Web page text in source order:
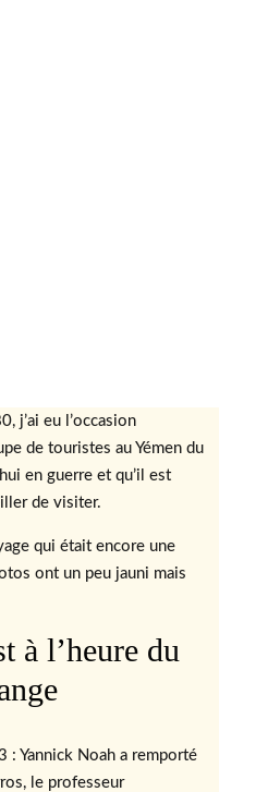
j’ai eu l’occasion
de touristes au Yémen du
en guerre et qu’il est
de visiter.
qui était encore une
ont un peu jauni mais
à l’heure du
: Yannick Noah a remporté
le professeur